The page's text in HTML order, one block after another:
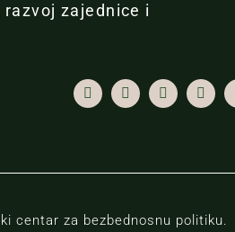
zajednice i
centar za bezbednosnu politiku.